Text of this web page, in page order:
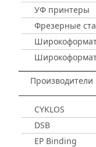
УФ принтеры
Фрезерные
Производители
CYKLOS
DSB
EP Binding